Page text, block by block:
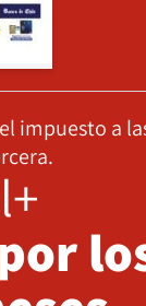
impuesto a